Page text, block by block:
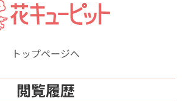
トップページへ
閲覧履歴